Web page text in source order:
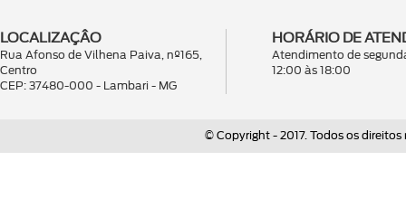
LOCALIZAÇÂO
Rua Afonso de Vilhena Paiva, nº165,
Centro
CEP: 37480-000 - Lambari - MG
HORÁRIO DE
Atendimento de
12:00 às 18:00
© Copyright - 2017. Todos os